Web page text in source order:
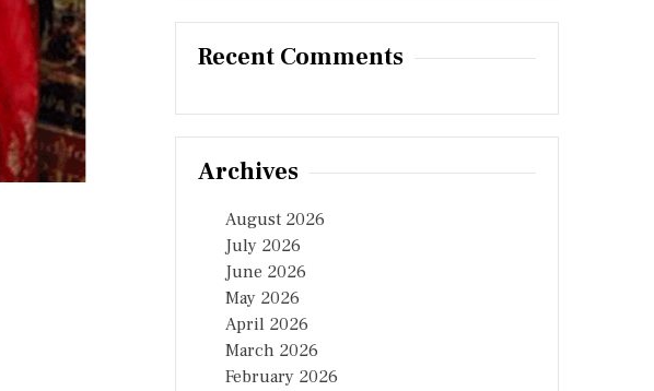
Recent Comments
Archives
August 2026
July 2026
June 2026
May 2026
April 2026
March 2026
February 2026